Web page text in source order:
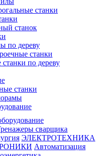
станки
станок
по дереву
станки
по дереву
станки
сварщика
ЭЛЕКТРОТЕХНИКА
Автоматизация